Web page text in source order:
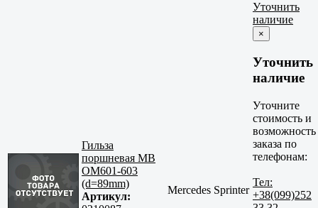
Гильза
поршневая MB
OM601-603
(d=89mm)
Артикул:
Mercedes Sprinter
Уточнить
наличие
×
Уточнить
наличие
Уточните
стоимость и
возможность
заказа по
телефонам:
Тел:
+38(099)252